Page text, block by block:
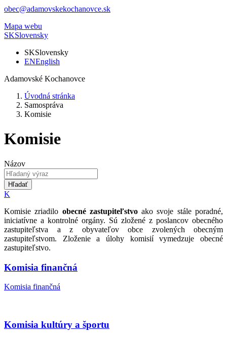
obec@adamovskekochanovce.sk
Mapa webu
SKSlovensky
SKSlovensky
ENEnglish
Adamovské Kochanovce
Úvodná stránka
Samospráva
Komisie
Komisie
Názov
Hľadať
K
Komisie zriadilo obecné zastupiteľstvoako svoje stále poradné,
iniciatívne a kontrolné orgány. Sú zložené z poslancov obecného
zastupiteľstva a z obyvateľov obce zvolených obecným
zastupiteľstvom. Zloženie a úlohy komisií vymedzuje obecné
zastupiteľstvo.
Komisia finančná
Komisia finančná
Komisia kultúry a športu